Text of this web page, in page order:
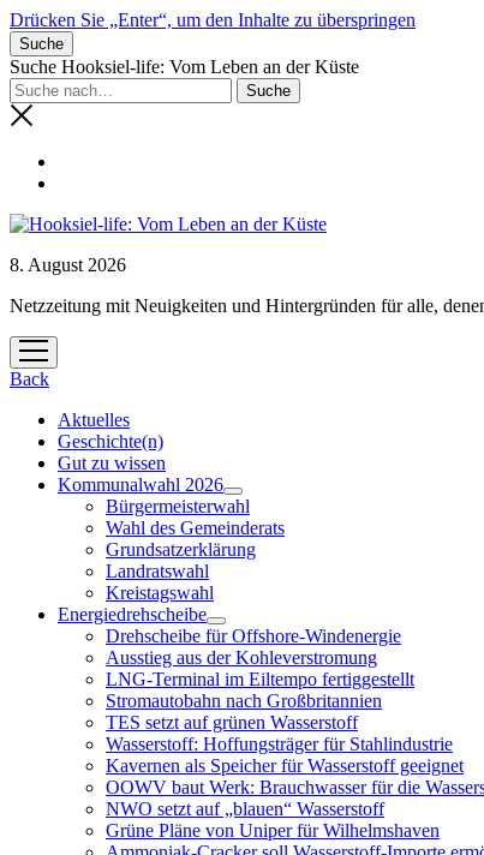
Drücken Sie „Enter“, um den Inhalte zu überspringen
Suche
Suche Hooksiel-life: Vom Leben an der Küste
8. August 2026
Netzzeitung mit Neuigkeiten und Hintergründen für alle,
Menü
öffnen
Back
Aktuelles
Geschichte(n)
Gut zu wissen
Kommunalwahl 2026
Menü
öffnen
Bürgermeisterwahl
Wahl des Gemeinderats
Grundsatzerklärung
Landratswahl
Kreistagswahl
Energiedrehscheibe
Menü
öffnen
Drehscheibe für Offshore-Windenergie
Ausstieg aus der Kohleverstromung
LNG-Terminal im Eiltempo fertiggestellt
Stromautobahn nach Großbritannien
TES setzt auf grünen Wasserstoff
Wasserstoff: Hoffungsträger für Stahlindustrie
Kavernen als Speicher für Wasserstoff geeignet
OOWV baut Werk: Brauchwasser für die
NWO setzt auf „blauen“ Wasserstoff
Grüne Pläne von Uniper für Wilhelmshaven